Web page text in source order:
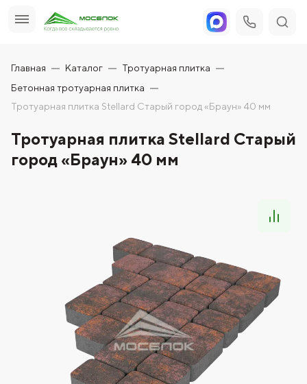
Главная Каталог
Тротуарная плитка
Бетонная тротуарная плитка
Тротуарная плитка Stellard Старый город «Браун» 40 мм
Тротуарная плитка Stellard Старый
город «Браун» 40 мм